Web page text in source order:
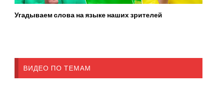
Угадываем слова на языке наших зрителей
ВИДЕО ПО ТЕМАМ